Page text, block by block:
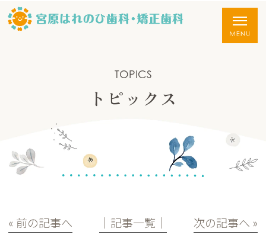
TOPICS
トピックス
« 前の記事へ │記事一覧│ 次の記事へ »